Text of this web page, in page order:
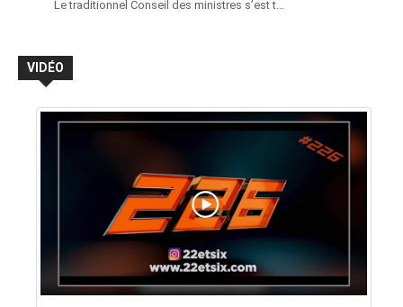
Le traditionnel Conseil des ministres s’est t…
VIDÉO